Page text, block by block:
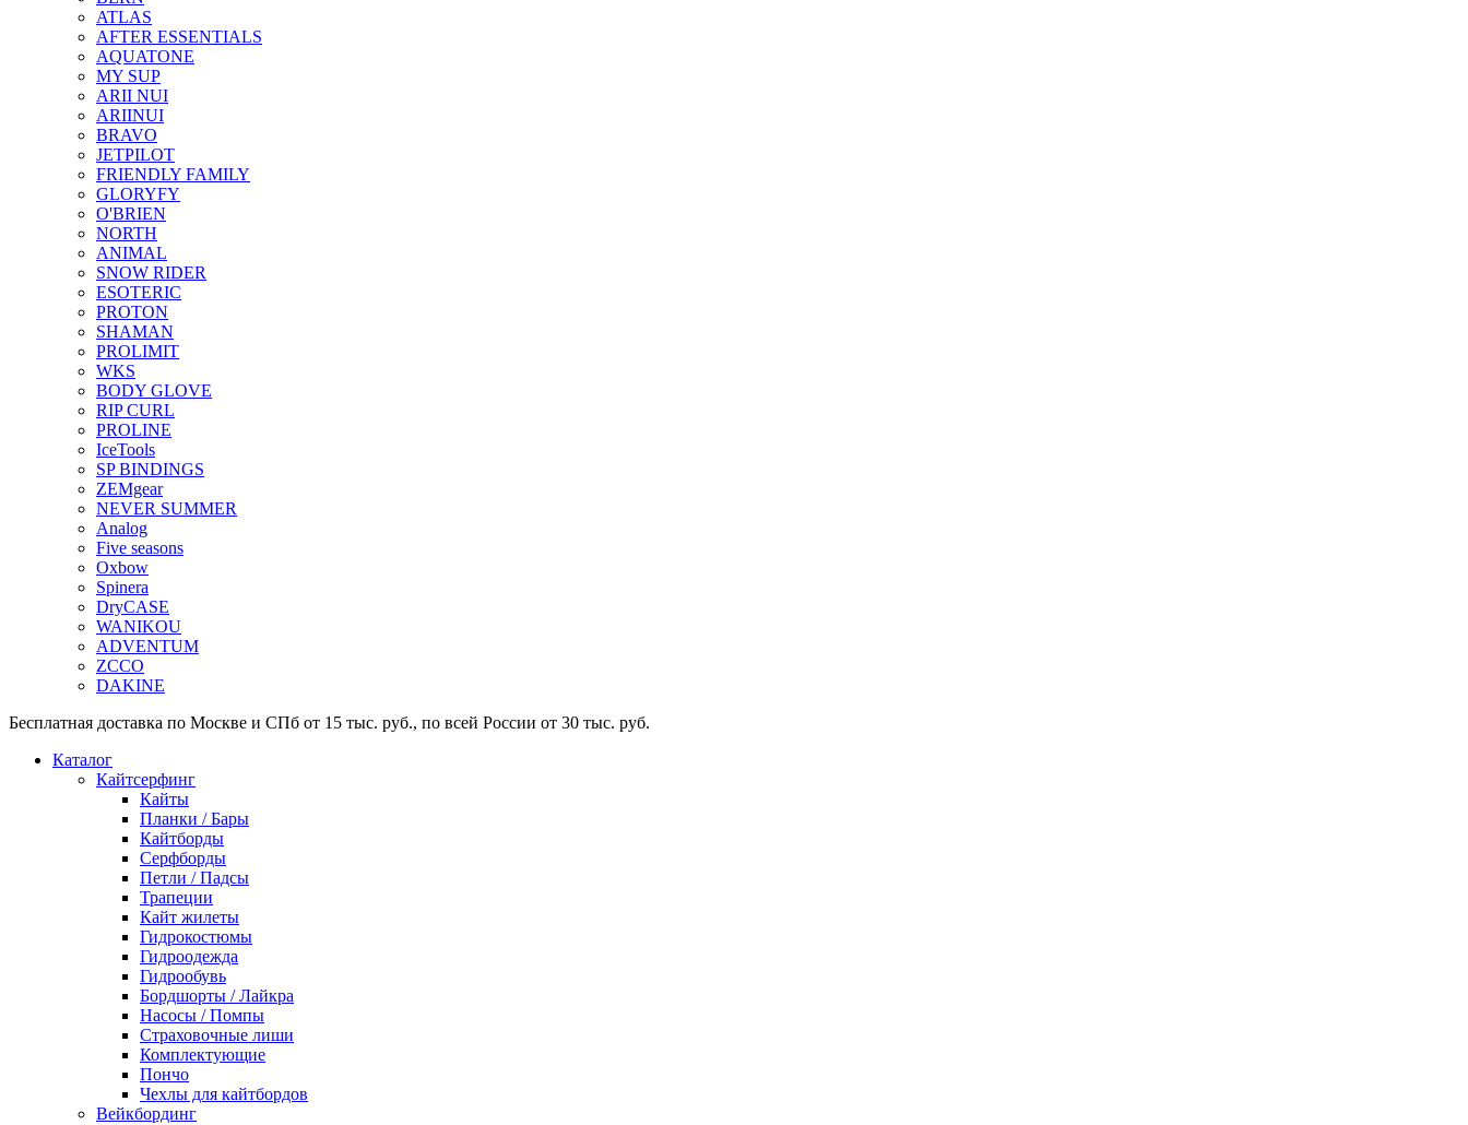
ATLAS
AFTER ESSENTIALS
AQUATONE
MY SUP
ARII NUI
ARIINUI
BRAVO
JETPILOT
FRIENDLY FAMILY
GLORYFY
O'BRIEN
NORTH
ANIMAL
SNOW RIDER
ESOTERIC
PROTON
SHAMAN
PROLIMIT
WKS
BODY GLOVE
RIP CURL
PROLINE
IceTools
SP BINDINGS
ZEMgear
NEVER SUMMER
Analog
Five seasons
Oxbow
Spinera
DryCASE
WANIKOU
ADVENTUM
ZCCO
DAKINE
Бесплатная доставка по Москве и СПб от 15 тыс. руб., по всей России от 30 тыс. руб.
Каталог
Кайтсерфинг
Кайты
Планки / Бары
Кайтборды
Серфборды
Петли / Падсы
Трапеции
Кайт жилеты
Гидрокостюмы
Гидроодежда
Гидрообувь
Бордшорты / Лайкра
Насосы / Помпы
Страховочные лиши
Комплектующие
Пончо
Чехлы для кайтбордов
Вейкбординг